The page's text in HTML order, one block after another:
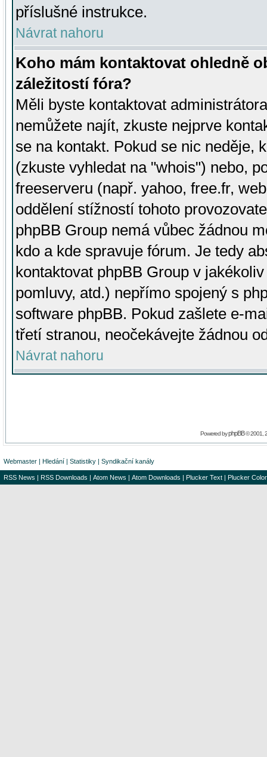
příslušné instrukce.
Návrat nahoru
Koho mám kontaktovat ohledně
záležitostí fóra?
Měli byste kontaktovat
nemůžete najít, zkuste nejprve
se na kontakt. Pokud se nic neděje,
(zkuste vyhledat na "whois") nebo,
freeserveru (např. yahoo, free.fr,
oddělení stížností tohoto
phpBB Group nemá vůbec žádnou
kdo a kde spravuje fórum. Je tedy
kontaktovat phpBB Group v
pomluvy, atd.) nepřímo spojený s
software phpBB. Pokud zašlete e-
třetí stranou, neočekávejte žádnou
Návrat nahoru
Powered byphpBB© 2001,
Webmaster | Hledání | Statistiky | Syndikační kanály
RSS News | RSS Downloads | Atom News | Atom Downloads | Plucker Text | Plucker Color